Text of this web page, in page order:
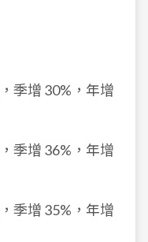
，季增 30%，年增
，季增 36%，年增
，季增 35%，年增